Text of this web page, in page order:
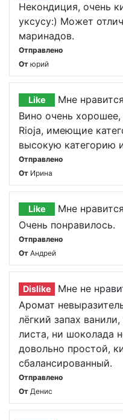
Некондиция, очень
уксусу:) Может
маринадов.
Отправлено
От юрий
Like
Мне нравится
Вино очень хорошее,
Rioja, имеющие
высокую категорию
Отправлено
От Ирина
Like
Мне нравится
Очень понравилось.
Отправлено
От Андрей
Dislike
Мне не
Аромат
лёгкий запах
листа, ни шоколада
довольно простой,
сбалансированный.
Отправлено
От Денис